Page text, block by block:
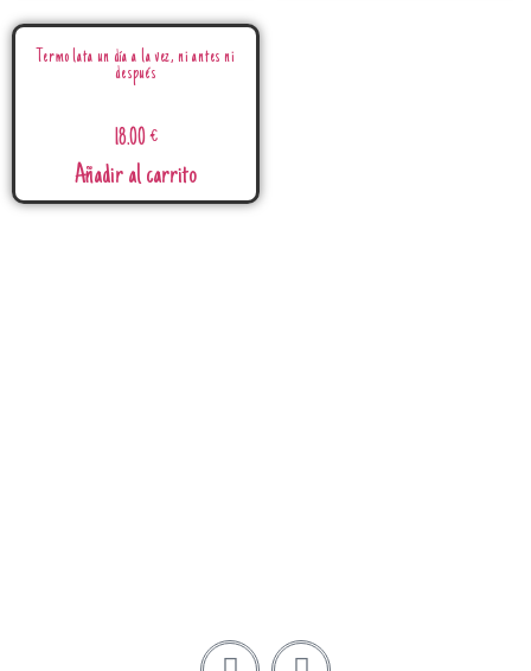
Termo lata un día a la vez, ni antes ni
después
18.00€
Añadir al carrito